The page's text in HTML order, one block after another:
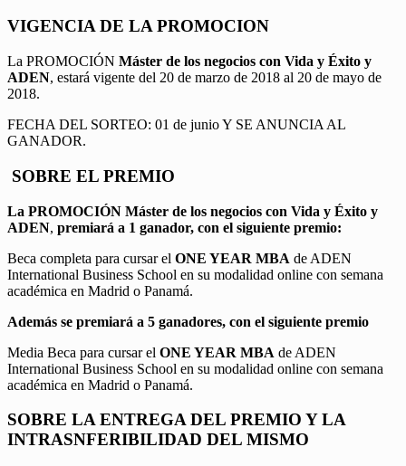
VIGENCIA DE LA PROMOCION
La PROMOCIÓN Máster de los negocios con Vida y Éxito y
ADEN, estará vigente del 20 de marzo de 2018 al 20 de mayo de
2018.
FECHA DEL SORTEO: 01 de junio Y SE ANUNCIA AL
GANADOR.
SOBRE EL PREMIO
La PROMOCIÓN Máster de los negocios con Vida y Éxito y
ADEN, premiará a 1 ganador, con el siguiente premio:
Beca completa para cursar el ONE YEAR MBA de ADEN
International Business School en su modalidad online con semana
académica en Madrid o Panamá.
Además se premiará a 5 ganadores, con el siguiente premio
Media Beca para cursar el ONE YEAR MBA de ADEN
International Business School en su modalidad online con semana
académica en Madrid o Panamá.
SOBRE LA ENTREGA DEL PREMIO Y LA
INTRASNFERIBILIDAD DEL MISMO